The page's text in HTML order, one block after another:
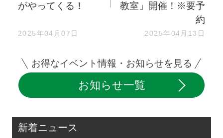
がやってくる！
2025年04月07日
教室」開催！※要予
約
2025年04月13日
お得なイベント情報・お知らせを見る
お知らせ一覧
新着ニュース